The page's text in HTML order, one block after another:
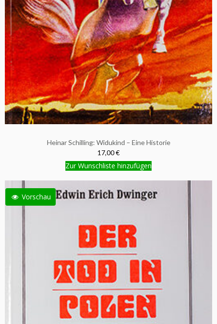
Heinar Schilling: Widukind – Eine Historie
17,00 €
Zur Wunschliste hinzufügen
Vorschau